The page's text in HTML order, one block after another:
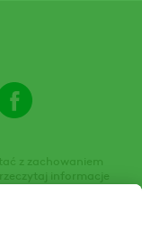
z zachowaniem
informacje
produktu. Zwróć
oraz przestrzegaj
w etykiecie.